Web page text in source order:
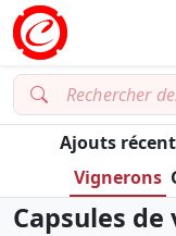
Ajouts
Vignerons
Capsules